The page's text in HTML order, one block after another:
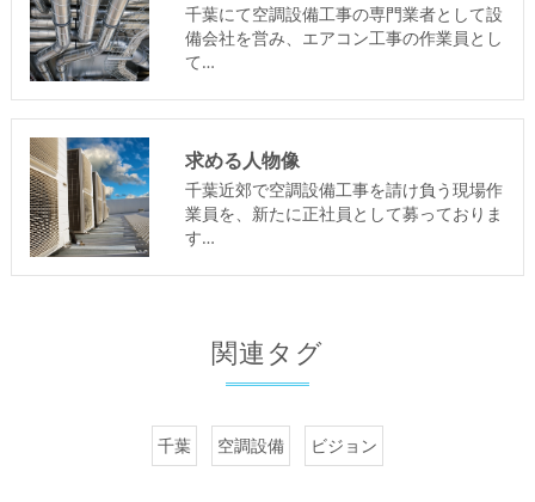
千葉にて空調設備工事の専門業者として設
備会社を営み、エアコン工事の作業員とし
て…
求める人物像
千葉近郊で空調設備工事を請け負う現場作
業員を、新たに正社員として募っておりま
す…
関連タグ
千葉 空調設備 ビジョン